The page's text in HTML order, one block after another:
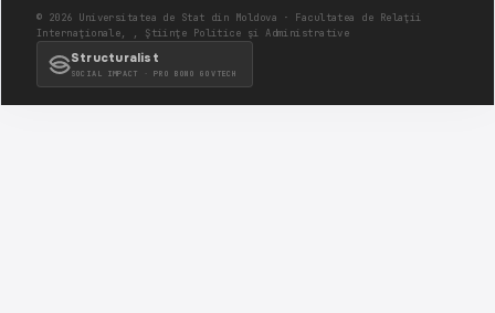
© 2026 Universitatea de Stat din Moldova · Facultatea de Relaţii
Internaţionale, , Ştiinţe Politice şi Administrative
Structuralist
SOCIAL IMPACT · PRO BONO GOVTECH